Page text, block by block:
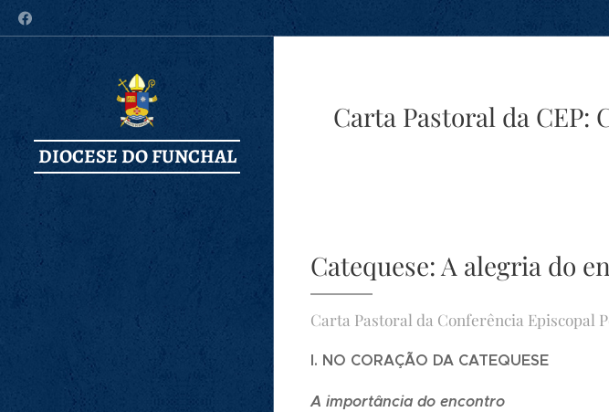
DIOCESE DO FUNCHAL
Carta Pastoral da CEP:
Catequese: A alegria do
Carta Pastoral da Conferência Episcopal
I. NO CORAÇÃO DA CATEQUESE
A importância do encontro